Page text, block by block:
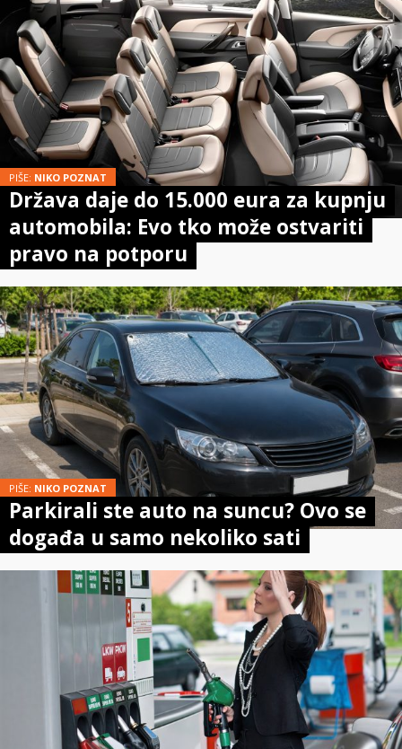
PIŠE: NIKO POZNAT
Država daje do 15.000 eura za kupnju
automobila: Evo tko može ostvariti
pravo na potporu
PIŠE: NIKO POZNAT
Parkirali ste auto na suncu? Ovo se
događa u samo nekoliko sati